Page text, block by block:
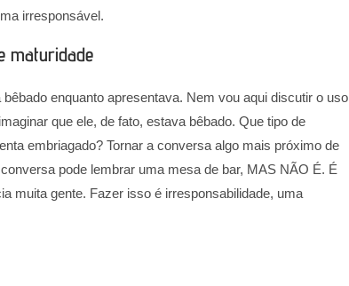
irresponsável.
maturidade
enquanto apresentava. Nem vou aqui discutir o uso
que ele, de fato, estava bêbado. Que tipo de
embriagado? Tornar a conversa algo mais próximo de
pode lembrar uma mesa de bar, MAS NÃO É. É
muita gente. Fazer isso é irresponsabilidade, uma